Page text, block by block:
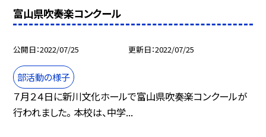
富山県吹奏楽コンクール
公開日 2022/07/25 更新日 2022/07/25
部活動の様子
７月２４日に新川文化ホールで富山県吹奏楽コンクールが
行われました。 本校は、中学...